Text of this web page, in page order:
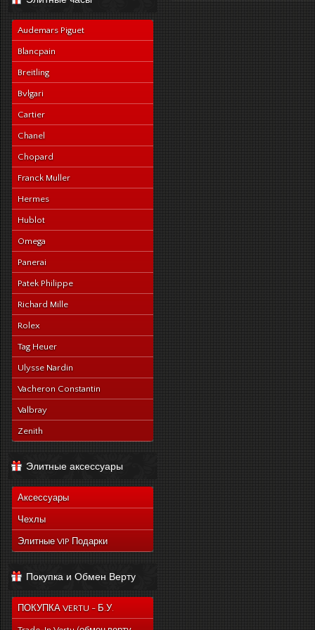
Audemars Piguet
Blancpain
Breitling
Bvlgari
Cartier
Chanel
Chopard
Franck Muller
Hermes
Hublot
Omega
Panerai
Patek Philippe
Richard Mille
Rolex
Tag Heuer
Ulysse Nardin
Vacheron Constantin
Valbray
Zenith
Элитные аксессуары
Аксессуары
Чехлы
Элитные VIP Подарки
Покупка и Обмен Верту
ПОКУПКА VERTU - Б.У.